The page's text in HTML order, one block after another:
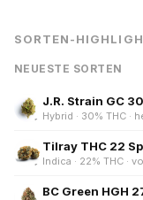
SORTEN-
NEUESTE SORTEN
J.R. Strain GC
Hybrid · 30% THC ·
Tilray THC 22
Indica · 22% THC ·
BC Green HGH